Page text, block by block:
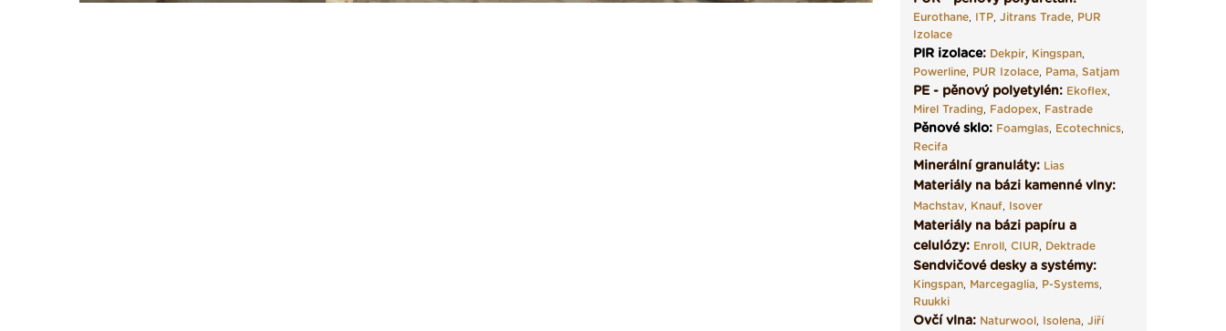
Eurothane, ITP, Jitrans Trade, PUR
Izolace
PIR izolace: Dekpir, Kingspan,
Powerline, PUR Izolace, Pama, Satjam
PE - pěnový polyetylén: Ekoflex,
Mirel Trading, Fadopex, Fastrade
Pěnové sklo: Foamglas, Ecotechnics,
Recifa
Minerální granuláty: Lias
Materiály na bázi kamenné vlny:
Machstav, Knauf, Isover
Materiály na bázi papíru a
celulózy: Enroll, CIUR, Dektrade
Sendvičové desky a systémy:
Kingspan, Marcegaglia, P-Systems,
Ruukki
Ovčí vlna: Naturwool, Isolena, Jiří